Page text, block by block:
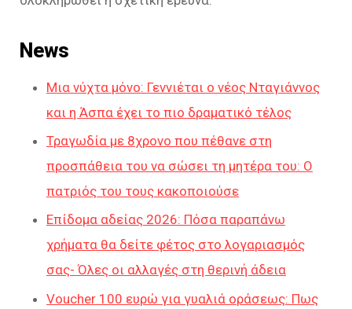
News
Μια νύχτα μόνο: Γεννιέται ο νέος Νταγιάννος
και η Άσπα έχει το πιο δραματικό τέλος
Τραγωδία με 8χρονο που πέθανε στη
προσπάθεια του να σώσει τη μητέρα του: Ο
πατριός του τους κακοποιούσε
Επίδομα αδείας 2026: Πόσα παραπάνω
χρήματα θα δείτε φέτος στο λογαριασμός
σας- Όλες οι αλλαγές στη θερινή άδεια
Voucher 100 ευρώ για γυαλιά οράσεως: Πως